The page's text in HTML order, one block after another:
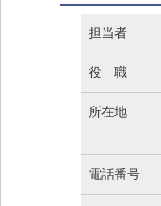
担当者
役 職
所在地
電話番号